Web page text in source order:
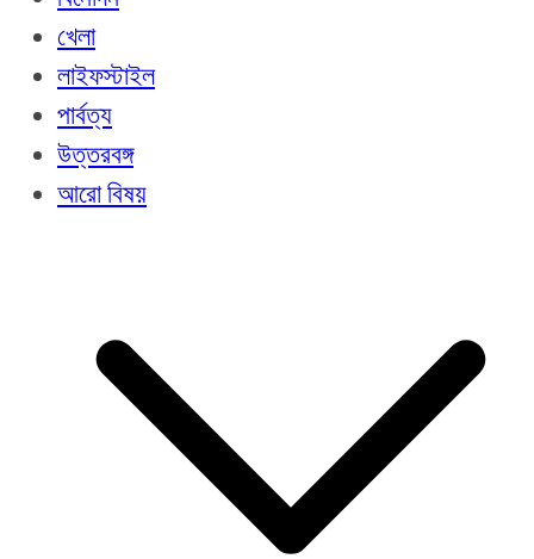
খেলা
লাইফস্টাইল
পার্বত্য
উত্তরবঙ্গ
আরো বিষয়